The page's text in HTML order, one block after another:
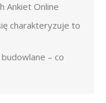
Ankiet Online
charakteryzuje to
– co